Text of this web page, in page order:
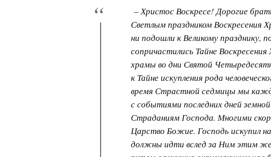
– Христос Воскресе! Дорогие
Светлым праздником Воскресения
ни подошли к Великому
сопричастились Тайне
храмы во дни Святой
к Тайне искупления рода
время Страстной седмицы мы
с событиями последних дней
Страданиям Господа. Многими
Царство Божие. Господь искупил
должны идти вслед за Ним этим